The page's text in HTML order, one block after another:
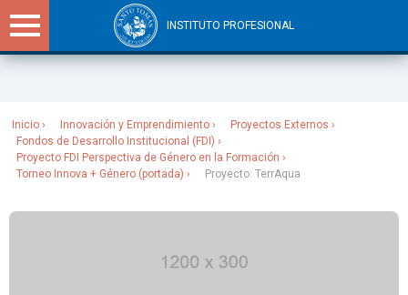
INSTITUTO PROFESIONAL
Inicio Innovación y Emprendimiento
Proyectos Externos
Fondos de Desarrollo Institucional (FDI)
Proyecto FDI Perspectiva de Género en la Formación
Torneo Innova + Género (portada)
Proyecto: TerrAqua